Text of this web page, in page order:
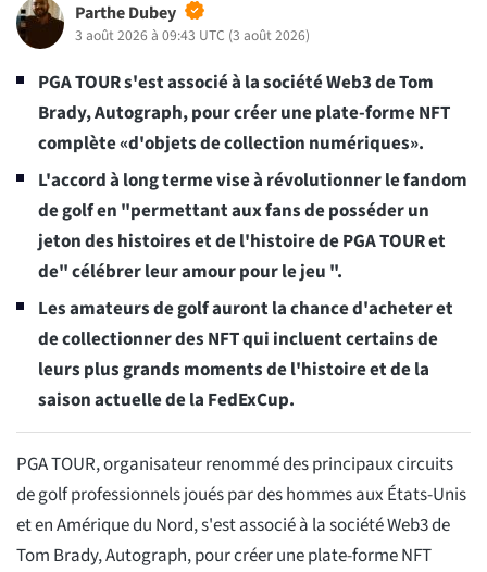
Parthe Dubey
3 août 2026 à 09:43 UTC (3 août 2026)
PGA TOUR s'est associé à la société Web3 de Tom
Brady, Autograph, pour créer une plate-forme NFT
complète «d'objets de collection numériques».
L'accord à long terme vise à révolutionner le fandom
de golf en "permettant aux fans de posséder un
jeton des histoires et de l'histoire de PGA TOUR et
de" célébrer leur amour pour le jeu ".
Les amateurs de golf auront la chance d'acheter et
de collectionner des NFT qui incluent certains de
leurs plus grands moments de l'histoire et de la
saison actuelle de la FedExCup.
PGA TOUR, organisateur renommé des principaux circuits
de golf professionnels joués par des hommes aux États-Unis
et en Amérique du Nord, s'est associé à la société Web3 de
Tom Brady, Autograph, pour créer une plate-forme NFT